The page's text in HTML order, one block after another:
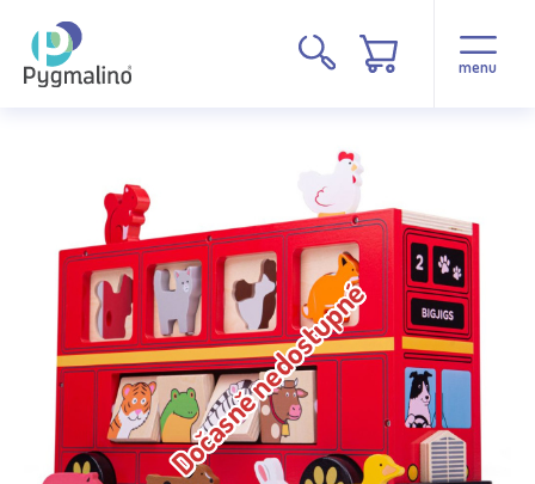
menu
Dočasně nedostupné